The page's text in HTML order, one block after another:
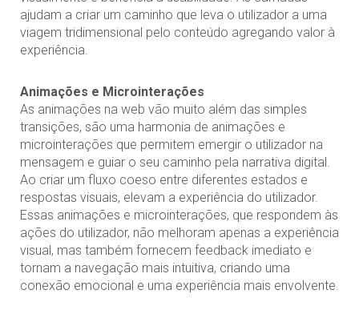
ajudam a criar um caminho que leva o utilizador a uma
viagem tridimensional pelo conteúdo agregando valor à
experiência.
Animações e Microinterações
As animações na web vão muito além das simples
transições, são uma harmonia de animações e
microinterações que permitem emergir o utilizador na
mensagem e guiar o seu caminho pela narrativa digital.
Ao criar um fluxo coeso entre diferentes estados e
respostas visuais, elevam a experiência do utilizador.
Essas animações e microinterações, que respondem às
ações do utilizador, não melhoram apenas a experiência
visual, mas também fornecem feedback imediato e
tornam a navegação mais intuitiva, criando uma
conexão emocional e uma experiência mais envolvente.